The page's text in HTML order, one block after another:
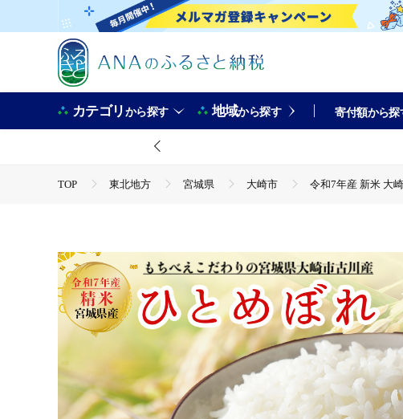
カテゴリから探す 地域から探す 寄付額から探
TOP 東北地方 宮城県 大崎市 令和7年産 新米 大